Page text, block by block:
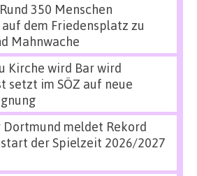
Rund 350 Menschen
dem Friedensplatz zu
Mahnwache
Kirche wird Bar wird
setzt im SÖZ auf neue
meldet Rekord
der Spielzeit 2026/2027